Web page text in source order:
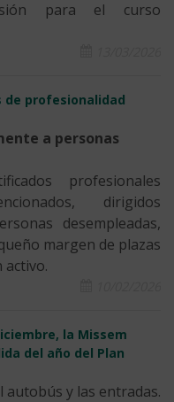
para el curso
de profesionalidad
a personas
profesionales
dirigidos
desempleadas,
margen de plazas
activo.
la Missem
del año del Plan
autobús y las entradas.